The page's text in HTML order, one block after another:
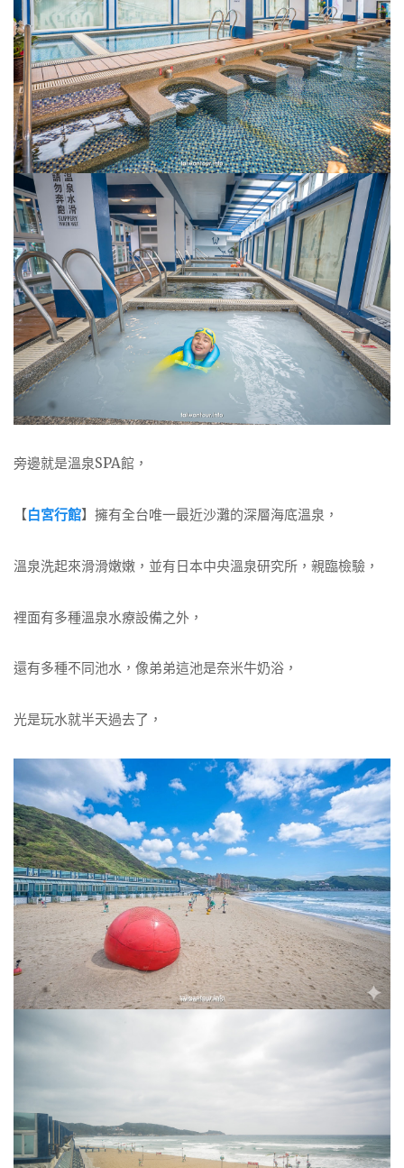
旁邊就是溫泉SPA館，
【白宮行館】擁有全台唯一最近沙灘的深層海底溫泉，
溫泉洗起來滑滑嫩嫩，並有日本中央溫泉研究所，親臨檢驗，
裡面有多種溫泉水療設備之外，
還有多種不同池水，像弟弟這池是奈米牛奶浴，
光是玩水就半天過去了，